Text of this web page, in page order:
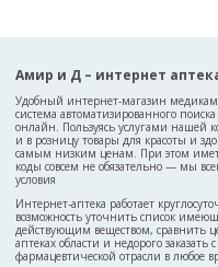
Амир и Д – интернет
Удобный интернет-магазин
система автоматизированного
онлайн. Пользуясь услугами нашей
и в розницу товары для красоты и
самым низким ценам. При этом
коды совсем не обязательно — мы
условия
Интернет-аптека работает
возможность уточнить список
действующим веществом, сравнить
аптеках области и недорого
фармацевтической отрасли в любое